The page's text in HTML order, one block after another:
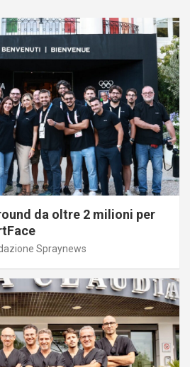
da oltre 2 milioni per
Spraynews